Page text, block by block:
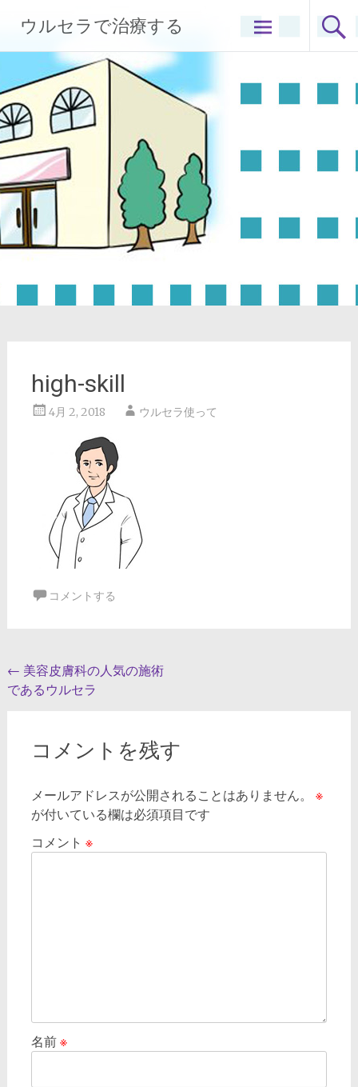
テ
ツ
へ
ス
キ
ッ
プ
ウルセラで治療する
high-skill
4月 2, 2018 ウルセラ使って
コメントする
投
稿
← 美容皮膚科の人気の施術
であるウルセラ
コメントを残す
メールアドレスが公開されることはありません。
※
が付いている欄は必須項目です
コメント ※
名前 ※